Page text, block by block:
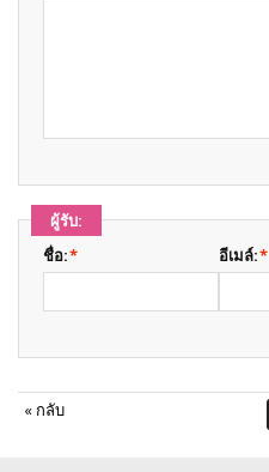
ผู้รับ:
*
ชื่อ: *
อีเมล์:
« กลับ